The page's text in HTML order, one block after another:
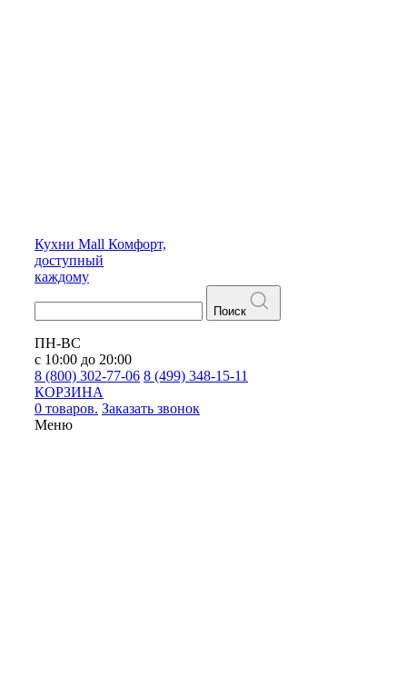
Кухни Mall Комфорт,
доступный
каждому
Поиск
ПН-ВС
с 10:00 до 20:00
8 (800) 302-77-06 8 (499) 348-15-11
КОРЗИНА
0 товаров. Заказать звонок
Меню